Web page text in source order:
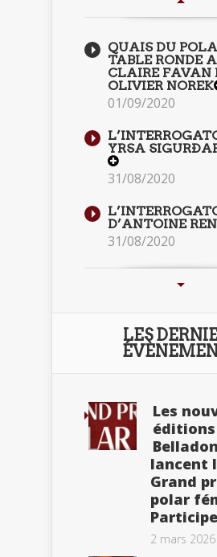
QUAIS DU
TABLE RONDE
CLAIRE FAVAN
OLIVIER NOREK
01/09/2020
YRSA
31/08/2020
D’ANTOINE
31/08/2020
LES
Les
éditions
lancent
Grand
polar
2 mars 2026